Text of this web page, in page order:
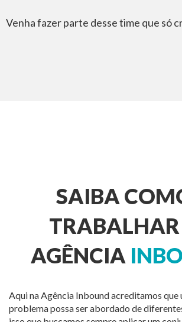
Venha fazer parte desse time que só
SAIBA
AGÊNCIA
Aqui na Agência Inbound acreditamos que
problema possa ser abordado de